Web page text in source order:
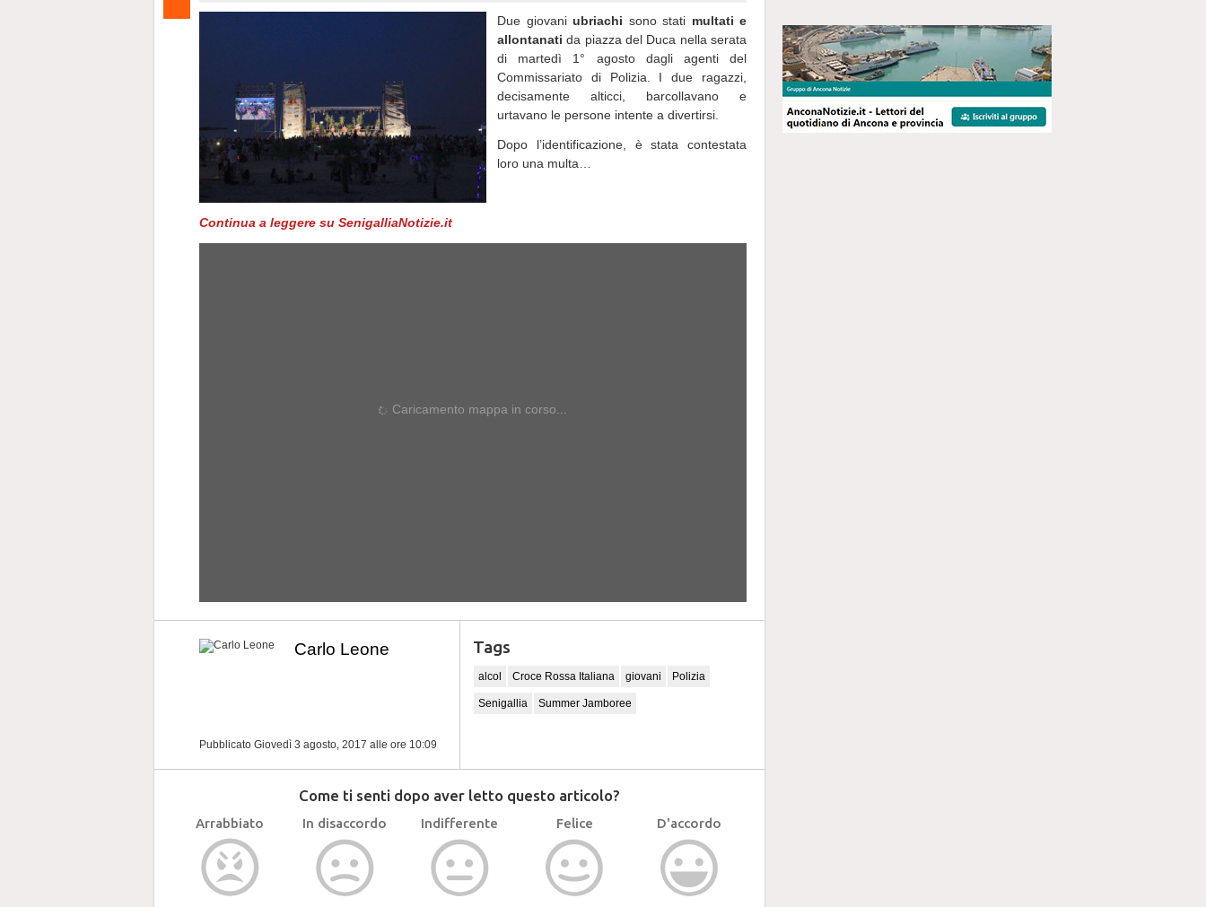
Due giovani ubriachi sono stati multati e
allontanati da piazza del Duca nella serata
di martedì 1° agosto dagli agenti del
Commissariato di Polizia. I due ragazzi,
decisamente alticci, barcollavano e
urtavano le persone intente a divertirsi.
Dopo l’identificazione, è stata contestata
loro una multa…
Continua a leggere su SenigalliaNotizie.it
Caricamento mappa in corso...
Carlo Leone
Pubblicato Giovedì 3 agosto, 2017 alle ore 10:09
Tags
alcol Croce Rossa Italiana giovani Polizia
Senigallia Summer Jamboree
Come ti senti dopo aver letto questo articolo?
Arrabbiato In disaccordo Indifferente Felice D'accordo